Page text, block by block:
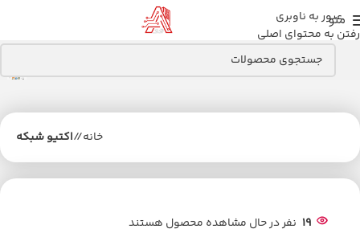
عبور به ناوبری
رفتن به محتوای اصلی
منو
خانه/ اکتیو شبکه
19 نفر در حال مشاهده محصول هستند